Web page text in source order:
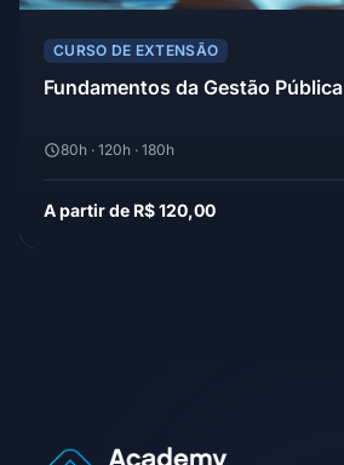
CURSO DE EXTENSÃO
Fundamentos da Gestão Pública
80h · 120h · 180h
A partir de R$ 120,00